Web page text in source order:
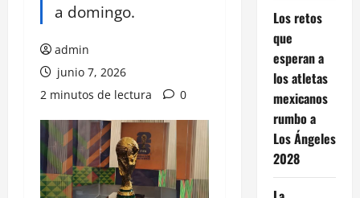
a domingo.
admin
junio 7, 2026
2 minutos de lectura
0
Los retos
que
esperan a
los atletas
mexicanos
rumbo a
Los Ángeles
2028